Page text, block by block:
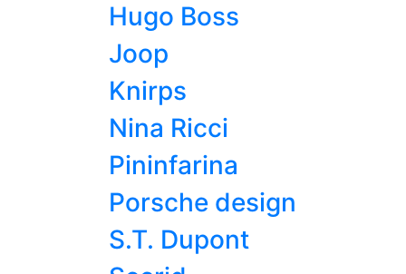
Hugo Boss
Joop
Knirps
Nina Ricci
Pininfarina
Porsche design
S.T. Dupont